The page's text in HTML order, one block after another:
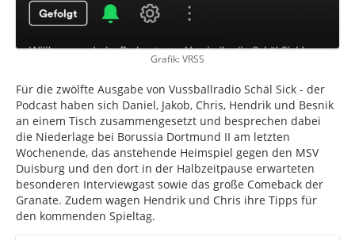
Grafik: VRSS
Für die zwölfte Ausgabe von Vussballradio Schäl Sick - der
Podcast haben sich Daniel, Jakob, Chris, Hendrik und Besnik
an einem Tisch zusammengesetzt und besprechen dabei
die Niederlage bei Borussia Dortmund II am letzten
Wochenende, das anstehende Heimspiel gegen den MSV
Duisburg und den dort in der Halbzeitpause erwarteten
besonderen Interviewgast sowie das große Comeback der
Granate. Zudem wagen Hendrik und Chris ihre Tipps für
den kommenden Spieltag.